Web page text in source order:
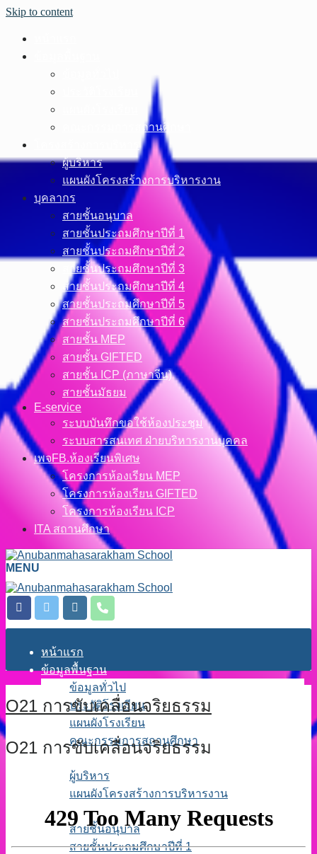
Skip to content
คณะกรรมการสถานศึกษา
ผู้บริหาร
แผนผังโครงสร้างการบริหารงาน
บุคลากร
สายชั้นอนุบาล
สายชั้นประถมศึกษาปีที่ 1
สายชั้นประถมศึกษาปีที่ 2
สายชั้นประถมศึกษาปีที่ 3
สายชั้นประถมศึกษาปีที่ 4
สายชั้นประถมศึกษาปีที่ 5
สายชั้นประถมศึกษาปีที่ 6
สายชั้น MEP
สายชั้น GIFTED
สายชั้น ICP (ภาษาจีน)
สายชั้นมัธยม
E-service
ระบบบันทึกขอใช้ห้องประชุม
ระบบสารสนเทศ ฝ่ายบริหารงานบุคคล
เพจFB.ห้องเรียนพิเศษ
โครงการห้องเรียน MEP
โครงการห้องเรียน GIFTED
โครงการห้องเรียน ICP
ITA สถานศึกษา
MENU
หน้าแรก
ข้อมูลพื้นฐาน
ข้อมูลทั่วไป
ประวัติโรงเรียน
แผนผังโรงเรียน
คณะกรรมการสถานศึกษา
ผู้บริหาร
แผนผังโครงสร้างการบริหารงาน
บุคลากร
สายชั้นอนุบาล
สายชั้นประถมศึกษาปีที่ 1
O21 การขับเคลื่อนจริยธรรม
O21 การขับเคลื่อนจริยธรรม